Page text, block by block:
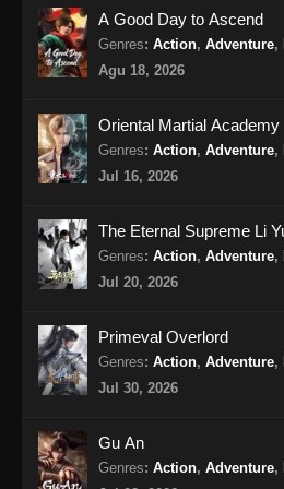
100.000 Years
157 Subtitle
Eps 157 - 100.000
100.000 Years
158 Subtitle
Episode 158
2024
159 Subtitle
Eps 159 - 100.000
Episode 159
100.000 Years
A Good Day to Ascend
Genres: Action, Adventure,
Agu 18, 2026
Oriental Martial Academy
Genres: Action, Adventure,
Jul 16, 2026
The Eternal Supreme Li
Genres: Action, Adventure,
Jul 20, 2026
Primeval Overlord
Genres: Action, Adventure,
Jul 30, 2026
Gu An
Genres: Action, Adventure,